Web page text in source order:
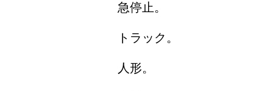
急停止。
トラック。
人形。